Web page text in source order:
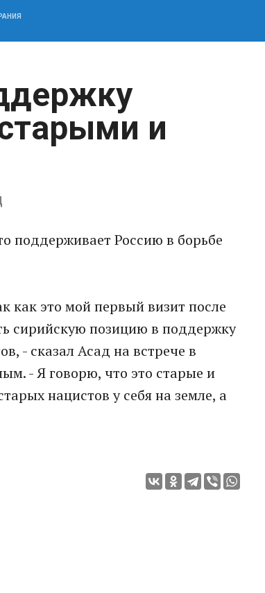
и
поддерживает Россию в борьбе
как это мой первый визит после
сирийскую позицию в поддержку
- сказал Асад на встрече в
- Я говорю, что это старые и
нацистов у себя на земле, а